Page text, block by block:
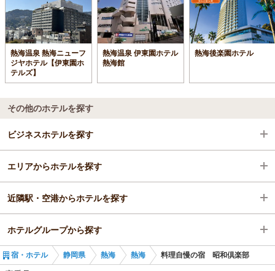
熱海温泉 熱海ニューフ
ジヤホテル【伊東園ホ
テルズ】
熱海温泉 伊東園ホテル
熱海館
熱海後楽園ホテル
その他のホテルを探す
ビジネスホテルを探す
静岡県
熱海
熱海
熱海駅
エリアからホテルを探す
静岡県
熱海
熱海
近隣駅・空港からホテルを探す
来宮駅
熱海駅
ホテルグループから探す
全国の万葉倶楽部グループ
宿・ホテル 静岡県 熱海 熱海 料理自慢の宿 昭和倶楽部